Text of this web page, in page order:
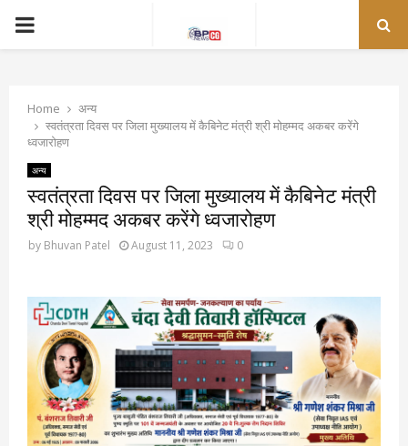
PRIMARY
Home
अन्य
स्वतंत्रता दिवस पर जिला मुख्यालय में कैबिनेट मंत्री श्री मोहम्मद अकबर करेंगे
ध्वजारोहण
अन्य
स्वतंत्रता दिवस पर जिला मुख्यालय में कैबिनेट मंत्री
श्री मोहम्मद अकबर करेंगे ध्वजारोहण
by Bhuvan Patel August 11, 2023 0